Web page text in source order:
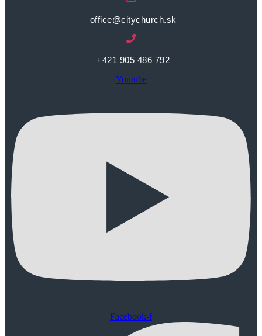
office@citychurch.sk
+421 905 486 792
Youtube
Facebook-f